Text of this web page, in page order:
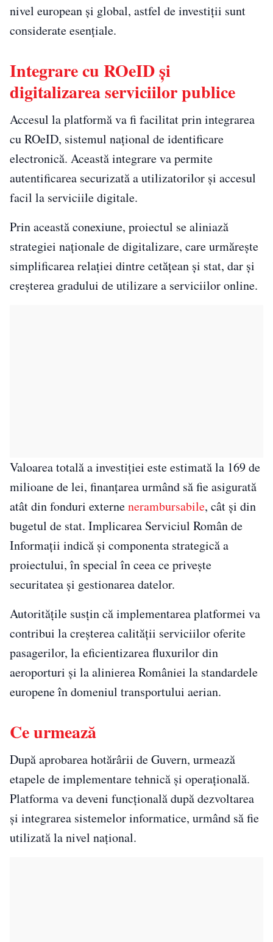
nivel european și global, astfel de investiții sunt
considerate esențiale.
Integrare cu ROeID și
digitalizarea serviciilor publice
Accesul la platformă va fi facilitat prin integrarea
cu ROeID, sistemul național de identificare
electronică. Această integrare va permite
autentificarea securizată a utilizatorilor și accesul
facil la serviciile digitale.
Prin această conexiune, proiectul se aliniază
strategiei naționale de digitalizare, care urmărește
simplificarea relației dintre cetățean și stat, dar și
creșterea gradului de utilizare a serviciilor online.
Valoarea totală a investiției este estimată la 169 de
milioane de lei, finanțarea urmând să fie asigurată
atât din fonduri externenerambursabile, cât și din
bugetul de stat. Implicarea Serviciul Român de
Informații indică și componenta strategică a
proiectului, în special în ceea ce privește
securitatea și gestionarea datelor.
Autoritățile susțin că implementarea platformei va
contribui la creșterea calității serviciilor oferite
pasagerilor, la eficientizarea fluxurilor din
aeroporturi și la alinierea României la standardele
europene în domeniul transportului aerian.
Ce urmează
După aprobarea hotărârii de Guvern, urmează
etapele de implementare tehnică și operațională.
Platforma va deveni funcțională după dezvoltarea
și integrarea sistemelor informatice, urmând să fie
utilizată la nivel național.